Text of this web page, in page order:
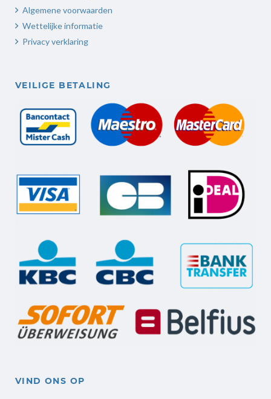
Algemene voorwaarden
Wettelijke informatie
Privacy verklaring
VEILIGE BETALING
VIND ONS OP